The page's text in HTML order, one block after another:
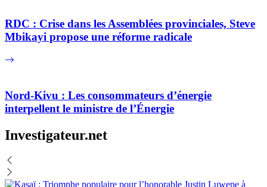
RDC : Crise dans les Assemblées provinciales, Steve
Mbikayi propose une réforme radicale
Nord-Kivu : Les consommateurs d’énergie
interpellent le ministre de l’Énergie
Investigateur.net